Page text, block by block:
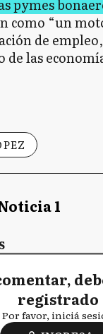
pymes
como “un
de
de las
1
registrado
Por favor, iniciá